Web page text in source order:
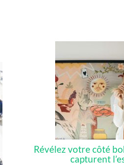
Révélez votre côté
capturent